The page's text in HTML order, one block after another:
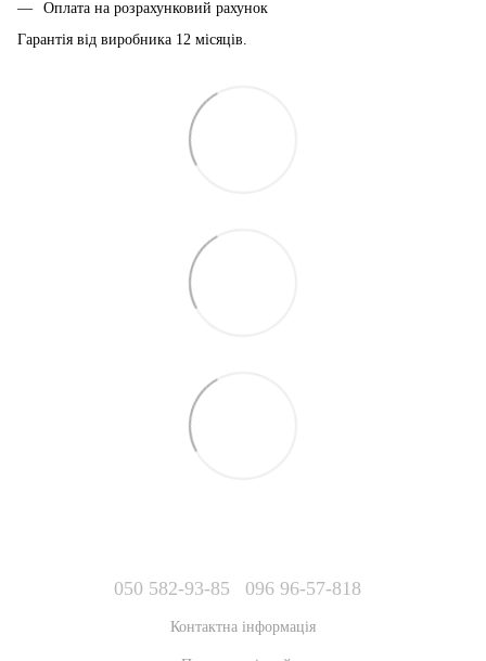
Оплата на розрахунковий рахунок
Гарантія від виробника 12 місяців.
050 582-93-85 096 96-57-818
Контактна інформація